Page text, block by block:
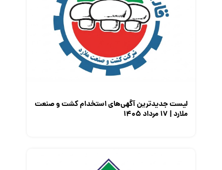
لیست جدیدترین آگهی‌های استخدام کشت و صنعت
ملارد | ۱۷ مرداد ۱۴۰۵